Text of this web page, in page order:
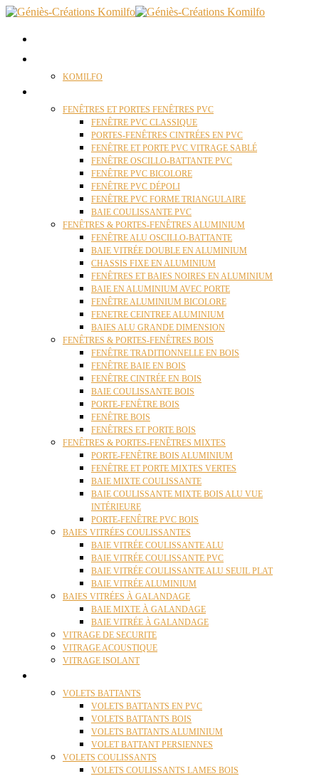
KOMILFO
FENÊTRES ET PORTES FENÊTRES PVC
FENÊTRE PVC CLASSIQUE
PORTES-FENÊTRES CINTRÉES EN PVC
FENÊTRE ET PORTE PVC VITRAGE SABLÉ
FENÊTRE OSCILLO-BATTANTE PVC
FENÊTRE PVC BICOLORE
FENÊTRE PVC DÉPOLI
FENÊTRE PVC FORME TRIANGULAIRE
BAIE COULISSANTE PVC
FENÊTRES & PORTES-FENÊTRES ALUMINIUM
FENÊTRE ALU OSCILLO-BATTANTE
BAIE VITRÉE DOUBLE EN ALUMINIUM
CHASSIS FIXE EN ALUMINIUM
FENÊTRES ET BAIES NOIRES EN ALUMINIUM
BAIE EN ALUMINIUM AVEC PORTE
FENÊTRE ALUMINIUM BICOLORE
FENETRE CEINTREE ALUMINIUM
BAIES ALU GRANDE DIMENSION
FENÊTRES & PORTES-FENÊTRES BOIS
FENÊTRE TRADITIONNELLE EN BOIS
FENÊTRE BAIE EN BOIS
FENÊTRE CINTRÉE EN BOIS
BAIE COULISSANTE BOIS
PORTE-FENÊTRE BOIS
FENÊTRE BOIS
FENÊTRES ET PORTE BOIS
FENÊTRES & PORTES-FENÊTRES MIXTES
PORTE-FENÊTRE BOIS ALUMINIUM
FENÊTRE ET PORTE MIXTES VERTES
BAIE MIXTE COULISSANTE
BAIE COULISSANTE MIXTE BOIS ALU VUE
INTÉRIEURE
PORTE-FENÊTRE PVC BOIS
BAIES VITRÉES COULISSANTES
BAIE VITRÉE COULISSANTE ALU
BAIE VITRÉE COULISSANTE PVC
BAIE VITRÉE COULISSANTE ALU SEUIL PLAT
BAIE VITRÉE ALUMINIUM
BAIES VITRÉES À GALANDAGE
BAIE MIXTE À GALANDAGE
BAIE VITRÉE À GALANDAGE
VITRAGE DE SECURITE
VITRAGE ACOUSTIQUE
VITRAGE ISOLANT
VOLETS BATTANTS
VOLETS BATTANTS EN PVC
VOLETS BATTANTS BOIS
VOLETS BATTANTS ALUMINIUM
VOLET BATTANT PERSIENNES
VOLETS COULISSANTS
VOLETS COULISSANTS LAMES BOIS